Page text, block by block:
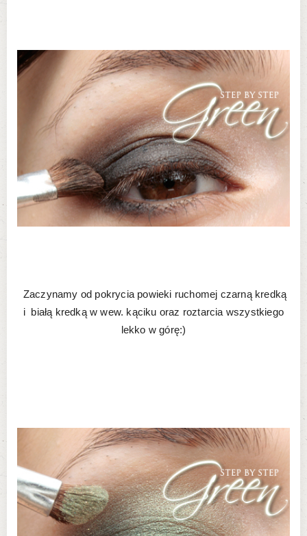
Zaczynamy od pokrycia powieki ruchomej czarną kredką
i białą kredką w wew. kąciku oraz roztarcia wszystkiego
lekko w górę:)